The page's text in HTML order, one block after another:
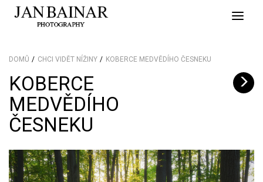
Toggle
DOMŮ CHCI VIDĚT NÍŽINY KOBERCE MEDVĚDÍHO ČESNEKU
KOBERCE
MEDVĚDÍHO
ČESNEKU